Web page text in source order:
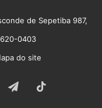
de Sepetiba 987,
0403
do site
Telegram